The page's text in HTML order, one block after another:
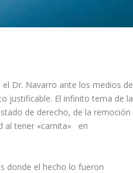
Dr. Navarro ante los medios de
justificable. El infinito tema de la
de derecho, de la remoción
al tener «carnita» en
donde el hecho lo fueron